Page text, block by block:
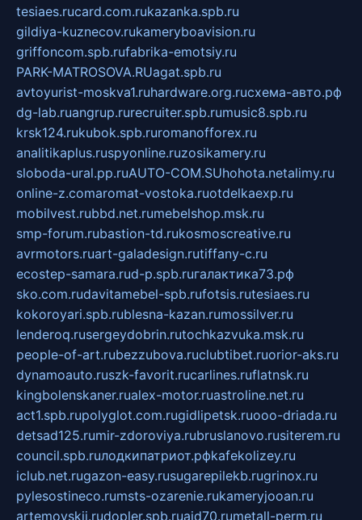
tesiaes.rucard.com.rukazanka.spb.ru
gildiya-kuznecov.rukameryboavision.ru
griffoncom.spb.rufabrika-emotsiy.ru
PARK-MATROSOVA.RUagat.spb.ru
avtoyurist-moskva1.ruhardware.org.ruсхема-авто.рф
dg-lab.ruangrup.rurecruiter.spb.rumusic8.spb.ru
krsk124.rukubok.spb.ruromanofforex.ru
analitikaplus.ruspyonline.ruzosikamery.ru
sloboda-ural.pp.ruAUTO-COM.SUhohota.netalimy.ru
online-z.comaromat-vostoka.ruotdelkaexp.ru
mobilvest.rubbd.net.rumebelshop.msk.ru
smp-forum.rubastion-td.rukosmoscreative.ru
avrmotors.ruart-galadesign.rutiffany-c.ru
ecostep-samara.rud-p.spb.ruгалактика73.рф
sko.com.rudavitamebel-spb.rufotsis.rutesiaes.ru
kokoroyari.spb.rublesna-kazan.rumossilver.ru
lenderoq.rusergeydobrin.rutochkazvuka.msk.ru
people-of-art.rubezzubova.ruclubtibet.ruorior-aks.ru
dynamoauto.ruszk-favorit.rucarlines.ruflatnsk.ru
kingbolenskaner.rualex-motor.ruastroline.net.ru
act1.spb.rupolyglot.com.rugidlipetsk.ruooo-driada.ru
detsad125.rumir-zdoroviya.rubruslanovo.rusiterem.ru
council.spb.ruлодкипатриот.рфkafekolizey.ru
iclub.net.rugazon-easy.rusugarepilekb.rugrinox.ru
pylesostineco.rumsts-ozarenie.rukameryjooan.ru
artemovskij.rudopler.spb.ruaid70.rumetall-perm.ru